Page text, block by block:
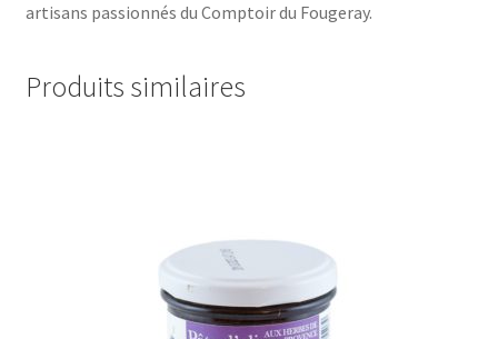
artisans passionnés du Comptoir du Fougeray.
Produits similaires